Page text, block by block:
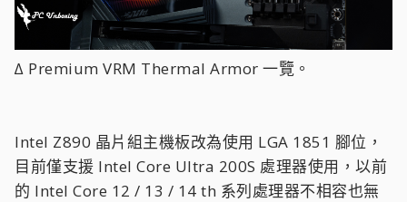
∆ Premium VRM Thermal Armor 一覽。
Intel Z890 晶片組主機板改為使用 LGA 1851 腳位，
目前僅支援 Intel Core Ultra 200S 處理器使用，以前
的 Intel Core 12 / 13 / 14 th 系列處理器不相容也無